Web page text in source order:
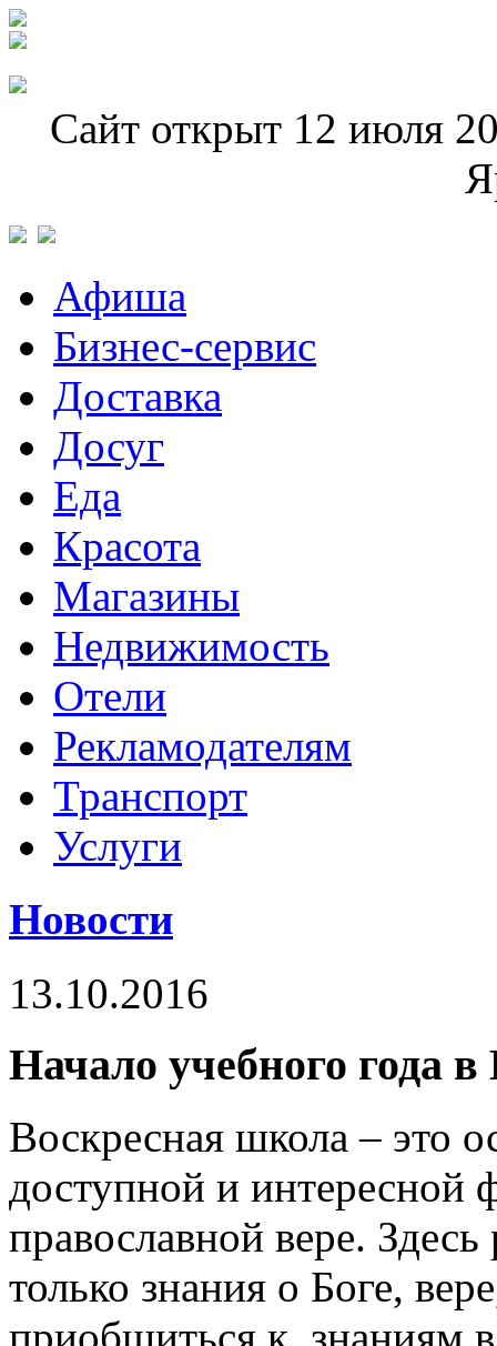
Сайт открыт 12 июля
Афиша
Бизнес-сервис
Доставка
Досуг
Еда
Красота
Магазины
Недвижимость
Отели
Рекламодателям
Транспорт
Услуги
Новости
13.10.2016
Начало учебного года
Воскресная школа – это
доступной и интересной
православной вере.
только знания о Боге,